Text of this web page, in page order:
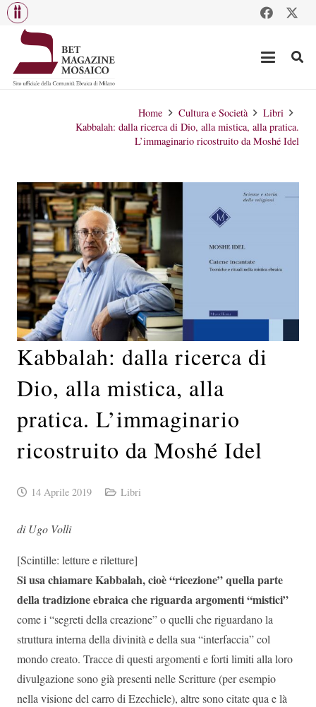
Home Cultura e Società
Libri
Kabbalah: dalla ricerca di Dio, alla mistica, alla pratica.
L’immaginario ricostruito da Moshé Idel
Kabbalah: dalla ricerca di
Dio, alla mistica, alla
pratica. L’immaginario
ricostruito da Moshé Idel
14 Aprile 2019 Libri
di Ugo Volli
[Scintille: letture e riletture]
Si usa chiamare Kabbalah, cioè “ricezione” quella parte
della tradizione ebraica che riguarda argomenti “mistici”
come i “segreti della creazione” o quelli che riguardano la
struttura interna della divinità e della sua “interfaccia” col
mondo creato. Tracce di questi argomenti e forti limiti alla loro
divulgazione sono già presenti nelle Scritture (per esempio
nella visione del carro di Ezechiele), altre sono citate qua e là